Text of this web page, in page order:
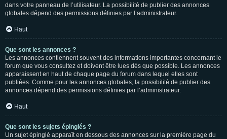
dans votre panneau de l’utilisateur. La possibilité de publier des annonces
globales dépend des permissions définies par l’administrateur.
Haut
Que sont les annonces ?
Les annonces contiennent souvent des informations importantes concernant le
forum que vous consultez et doivent être lues dès que possible. Les annonces
apparaissent en haut de chaque page du forum dans lequel elles sont
publiées. Comme pour les annonces globales, la possibilité de publier des
annonces dépend des permissions définies par l’administrateur.
Haut
Que sont les sujets épinglés ?
Un sujet épinglé apparaît en dessous des annonces sur la première page du